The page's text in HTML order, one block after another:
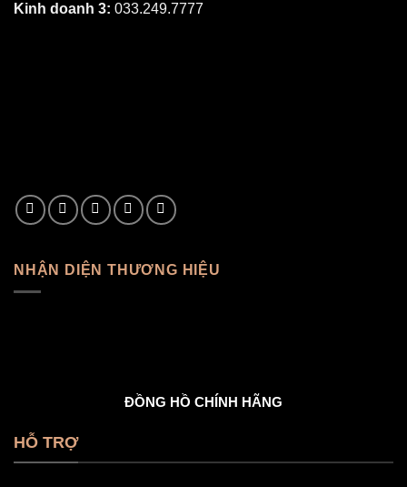
Kinh doanh 3: 033.249.7777
NHẬN DIỆN THƯƠNG HIỆU
ĐỒNG HỒ CHÍNH HÃNG
HỖ TRỢ